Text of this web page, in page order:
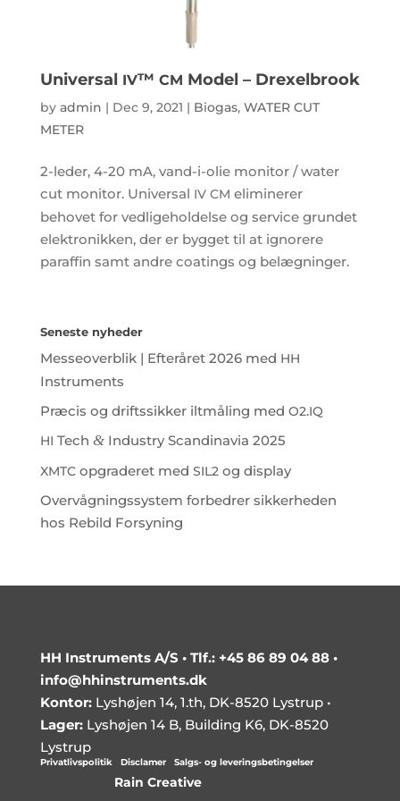
Universal IV™ CM Model – Drexelbrook
by admin | Dec 9, 2021 | Biogas, WATER CUT
METER
2-leder, 4-20 mA, vand-i-olie monitor / water
cut monitor. Universal IV CM eliminerer
behovet for vedligeholdelse og service grundet
elektronikken, der er bygget til at ignorere
paraffin samt andre coatings og belægninger.
Seneste nyheder
Messeoverblik | Efteråret 2026 med HH
Instruments
Præcis og driftssikker iltmåling med O2.IQ
HI Tech &Industry Scandinavia 2025
XMTCopgraderet med SIL2og display
Overvågningssystem forbedrer sikkerheden
hos Rebild Forsyning
HH Instruments A/S • Tlf.: +45 86 89 04 88•
info@hhinstruments.dk
Kontor:Lyshøjen 14, 1.th, DK-8520 Lystrup •
Lager:Lyshøjen 14 B, Building K6, DK-8520
Lystrup
Privatlivspolitik| Disclamer| Salgs- og leveringsbetingelser
Rain Creative